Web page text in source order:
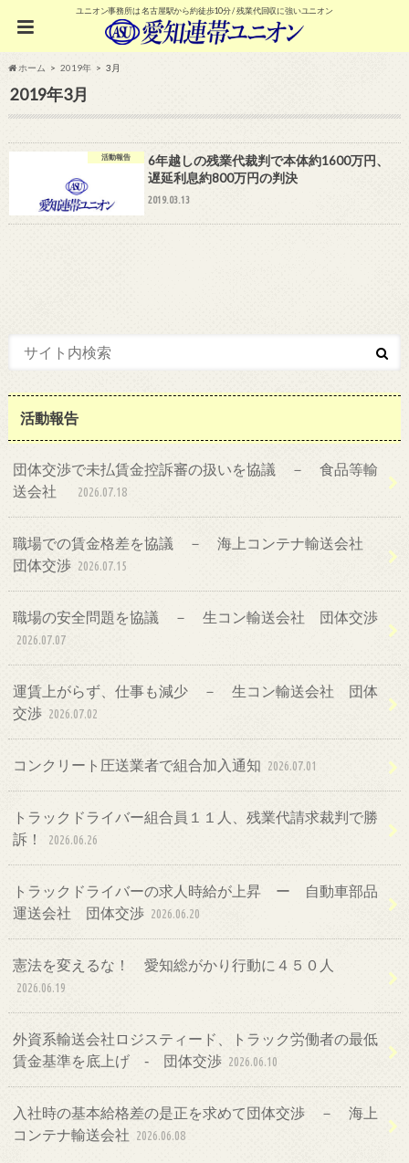
ユニオン事務所は 名古屋駅から約徒歩10分 / 残業代回収に強いユニオン
ホーム 2019年 3月
2019年3月
活動報告
6年越しの残業代裁判で本体約1600万円、
遅延利息約800万円の判決
2019.03.13
活動報告
団体交渉で未払賃金控訴審の扱いを協議 － 食品等輸
送会社
2026.07.18
職場での賃金格差を協議 － 海上コンテナ輸送会社
団体交渉 2026.07.15
職場の安全問題を協議 － 生コン輸送会社 団体交渉
2026.07.07
運賃上がらず、仕事も減少 － 生コン輸送会社 団体
交渉 2026.07.02
コンクリート圧送業者で組合加入通知 2026.07.01
トラックドライバー組合員１１人、残業代請求裁判で勝
訴！
2026.06.26
トラックドライバーの求人時給が上昇 ー 自動車部品
運送会社 団体交渉 2026.06.20
憲法を変えるな！ 愛知総がかり行動に４５０人
2026.06.19
外資系輸送会社ロジスティード、トラック労働者の最低
賃金基準を底上げ ‐ 団体交渉 2026.06.10
入社時の基本給格差の是正を求めて団体交渉 － 海上
コンテナ輸送会社 2026.06.08